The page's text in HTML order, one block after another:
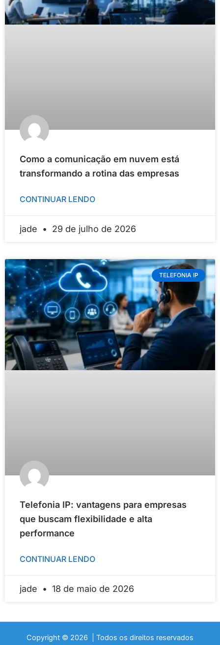
Como a comunicação em nuvem está
transformando a rotina das empresas
CONTINUAR LENDO
jade 29 de julho de 2026
TELEFONIA IP
Telefonia IP: vantagens para empresas
que buscam flexibilidade e alta
performance
CONTINUAR LENDO
jade 18 de maio de 2026
Copyright © 2026 | Todos os direitos reservados